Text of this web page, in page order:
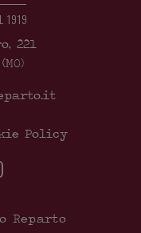
1919
221
(MO)
Policy
Reparto